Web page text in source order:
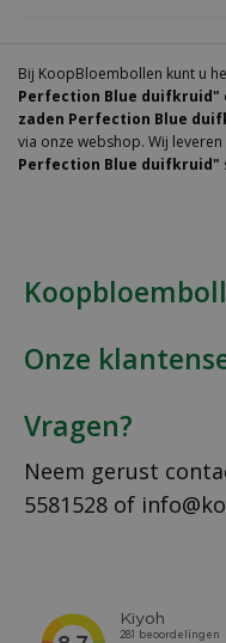
Bij KoopBloembollen kunt u
Perfection Blue duifkruid"
zaden Perfection Blue
via onze webshop. Wij
Perfection Blue duifkruid"
Onze
Vragen?
Neem gerust
5581528 of